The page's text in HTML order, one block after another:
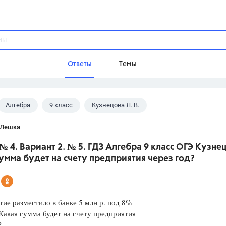
Ответы Темы
Домашнее задание
Школа
Учебники
Разумовская М.М.,
Алгебра 9 класс Кузнецова Л. В.
4. Вариант 2. № 5. ГДЗ Алгебра 9 класс ОГЭ
будет на счету предприятия через год?
разместило в банке 5 млн р. под 8%
сумма будет на счету предприятия